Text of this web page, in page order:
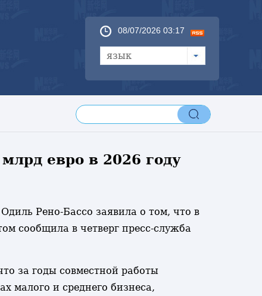
08/07/2026 03:17
язык
евро в 2026 году
Рено-Бассо заявила о том, что в
сообщила в четверг пресс-служба
за годы совместной работы
малого и среднего бизнеса,